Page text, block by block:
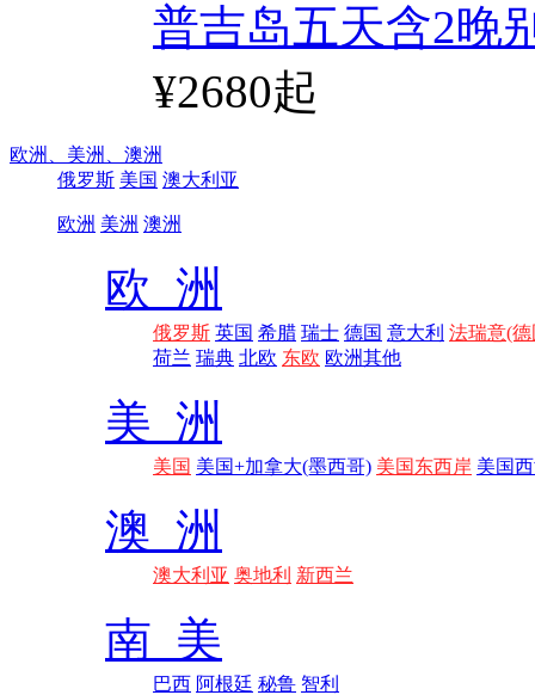
普吉岛五天含2晚
¥2680起
欧洲、 美洲、 澳洲
俄罗斯 美国 澳大利亚
欧洲 美洲 澳洲
欧 洲
俄罗斯 英国 希腊 瑞士 德国 意大利 法瑞意(德
荷兰 瑞典 北欧 东欧 欧洲其他
美 洲
美国 美国+加拿大(墨西哥) 美国东西岸 美国
澳 洲
澳大利亚 奥地利 新西兰
南 美
巴西 阿根廷 秘鲁 智利